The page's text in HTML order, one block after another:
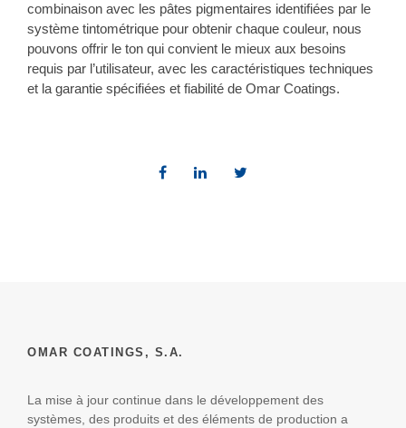
combinaison avec les pâtes pigmentaires identifiées par le
système tintométrique pour obtenir chaque couleur, nous
pouvons offrir le ton qui convient le mieux aux besoins
requis par l’utilisateur, avec les caractéristiques techniques
et la garantie spécifiées et fiabilité de Omar Coatings.
OMAR COATINGS, S.A.
La mise à jour continue dans le développement des
systèmes, des produits et des éléments de production a